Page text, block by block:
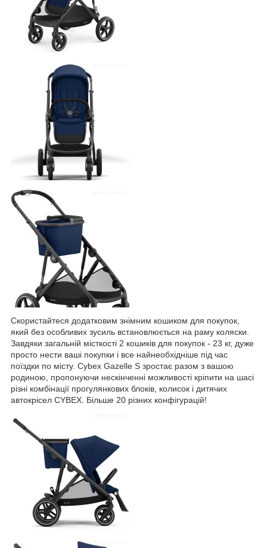
Скористайтеся додатковим знімним кошиком для покупок,
який без особливих зусиль встановлюється на раму коляски.
Завдяки загальній місткості 2 кошиків для покупок - 23 кг, дуже
просто нести ваші покупки і все найнеобхідніше під час
поїздки по місту. Cybex Gazelle S зростає разом з вашою
родиною, пропонуючи нескінченні можливості кріпити на шасі
різні комбінації прогулянкових блоків, колисок і дитячих
автокрісел CYBEX. Більше 20 різних конфігурацій!